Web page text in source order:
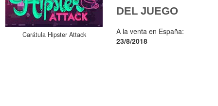
Carátula Hipster Attack
DEL JUEGO
A la venta en España:
23/8/2018